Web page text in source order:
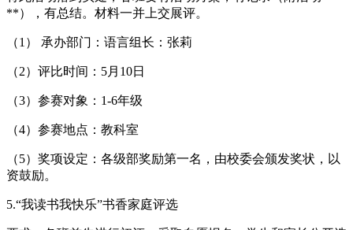
**），有总结。材料一并上交展评。
（1） 承办部门：语言组长：张莉
（2）评比时间：5月10日
（3）参赛对象：1-6年级
（4）参赛地点：教科室
（5）奖项设定：各级部奖励第一名，由校委会颁发奖状，以
资鼓励。
5.“我读书我快乐”书香家庭评选